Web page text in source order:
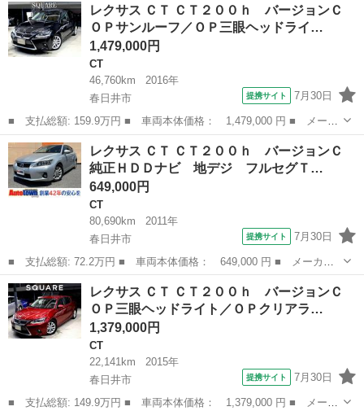
ｈ バージョンＬ ＯＰ衝突軽減＆追従機能／ＯＰステアリングヒー
ター／三...
レクサス ＣＴ ＣＴ２００ｈ バージョンＣ
ＯＰサンルーフ／ＯＰ三眼ヘッドライ…
1,479,000円
CT
46,760km
2016年
春日井市
提携サイト 7月30日
■ 支払総額: 159.9万円 ■ 車両本体価格： 1,479,000 円 ■ メーカ
ー名： レクサス ■ 車種名： ＣＴ ■ グレード名： ＣＴ２００
ｈ バージョンＣ ＯＰサンルーフ／ＯＰ三眼ヘッドライト／ＯＰク
リアラン...
愛知 春日井市
レクサス ＣＴ ＣＴ２００ｈ バージョンＣ
純正ＨＤＤナビ 地デジ フルセグＴ…
649,000円
CT
80,690km
2011年
春日井市
提携サイト 7月30日
■ 支払総額: 72.2万円 ■ 車両本体価格： 649,000 円 ■ メーカー
名： レクサス ■ 車種名： ＣＴ ■ グレード名： ＣＴ２００
ｈ バージョンＣ 純正ＨＤＤナビ 地デジ フルセグＴＶ ＣＤ
ＤＶＤ再生 Ｅ...
愛知 春日井市
レクサス ＣＴ ＣＴ２００ｈ バージョンＣ
ＯＰ三眼ヘッドライト／ＯＰクリアラ…
1,379,000円
CT
22,141km
2015年
春日井市
提携サイト 7月30日
■ 支払総額: 149.9万円 ■ 車両本体価格： 1,379,000 円 ■ メーカ